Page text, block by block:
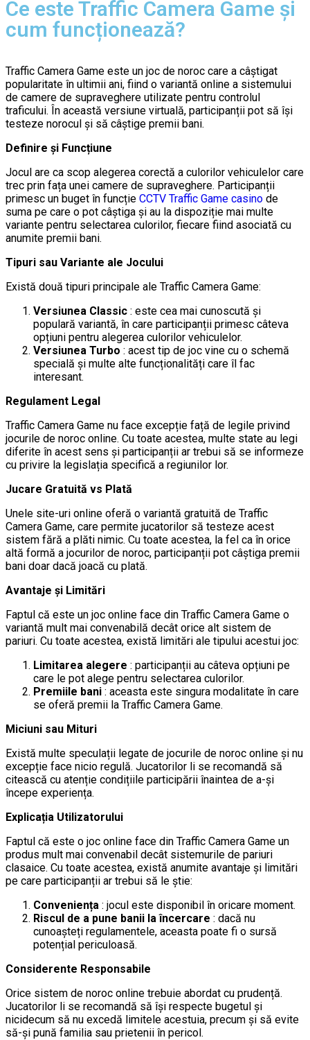
Ce este Traffic Camera Game și
cum funcționează?
Traffic Camera Game este un joc de noroc care a câștigat
popularitate în ultimii ani, fiind o variantă online a sistemului
de camere de supraveghere utilizate pentru controlul
traficului. În această versiune virtuală, participanții pot să își
testeze norocul și să câștige premii bani.
Definire și Funcțiune
Jocul are ca scop alegerea corectă a culorilor vehiculelor care
trec prin fața unei camere de supraveghere. Participanții
primesc un buget în funcție CCTV Traffic Game casino de
suma pe care o pot câștiga și au la dispoziție mai multe
variante pentru selectarea culorilor, fiecare fiind asociată cu
anumite premii bani.
Tipuri sau Variante ale Jocului
Există două tipuri principale ale Traffic Camera Game:
Versiunea Classic : este cea mai cunoscută și
populară variantă, în care participanții primesc câteva
opțiuni pentru alegerea culorilor vehiculelor.
Versiunea Turbo : acest tip de joc vine cu o schemă
specială și multe alte funcționalități care îl fac
interesant.
Regulament Legal
Traffic Camera Game nu face excepție față de legile privind
jocurile de noroc online. Cu toate acestea, multe state au legi
diferite în acest sens și participanții ar trebui să se informeze
cu privire la legislația specifică a regiunilor lor.
Jucare Gratuită vs Plată
Unele site-uri online oferă o variantă gratuită de Traffic
Camera Game, care permite jucatorilor să testeze acest
sistem fără a plăti nimic. Cu toate acestea, la fel ca în orice
altă formă a jocurilor de noroc, participanții pot câștiga premii
bani doar dacă joacă cu plată.
Avantaje și Limitări
Faptul că este un joc online face din Traffic Camera Game o
variantă mult mai convenabilă decât orice alt sistem de
pariuri. Cu toate acestea, există limitări ale tipului acestui joc:
Limitarea alegere : participanții au câteva opțiuni pe
care le pot alege pentru selectarea culorilor.
Premiile bani : aceasta este singura modalitate în care
se oferă premii la Traffic Camera Game.
Miciuni sau Mituri
Există multe speculații legate de jocurile de noroc online și nu
excepție face nicio regulă. Jucatorilor li se recomandă să
citească cu atenție condițiile participării înaintea de a-și
începe experiența.
Explicația Utilizatorului
Faptul că este o joc online face din Traffic Camera Game un
produs mult mai convenabil decât sistemurile de pariuri
clasaice. Cu toate acestea, există anumite avantaje și limitări
pe care participanții ar trebui să le știe:
Conveniența : jocul este disponibil în oricare moment.
Riscul de a pune banii la încercare : dacă nu
cunoașteți regulamentele, aceasta poate fi o sursă
potențial periculoasă.
Considerente Responsabile
Orice sistem de noroc online trebuie abordat cu prudență.
Jucatorilor li se recomandă să își respecte bugetul și
nicidecum să nu excedă limitele acestuia, precum și să evite
să-și pună familia sau prietenii în pericol.